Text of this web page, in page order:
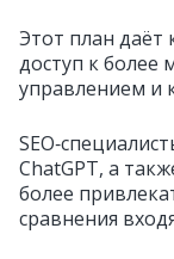
Этот план
доступ к
управлением и
ChatGPT, а
более
сравнения